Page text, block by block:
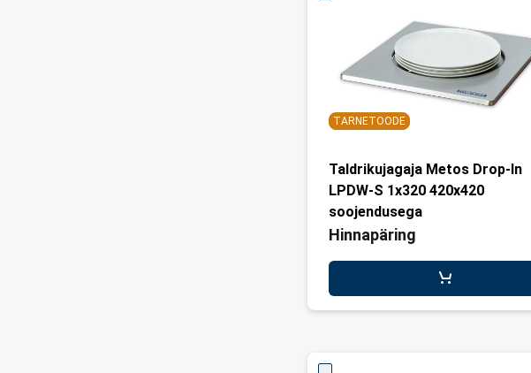
TARNETOODE
Taldrikujagaja Metos Drop-In
LPDW-S 1x320 420x420
soojendusega
Hinnapäring